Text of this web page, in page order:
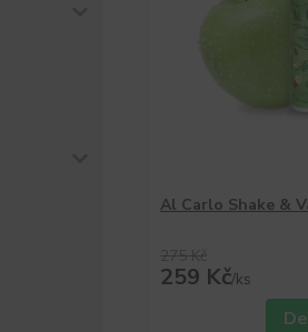
Al Carlo Shake &
259 Kč/ks